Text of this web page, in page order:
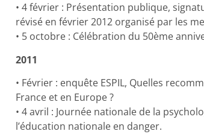
• 4 février : Présentation publique,
révisé en février 2012 organisé par les
• 5 octobre : Célébration du 50ème
2011
• Février : enquête ESPIL, Quelles
France et en Europe ?
• 4 avril : Journée nationale de la
l’éducation nationale en danger.